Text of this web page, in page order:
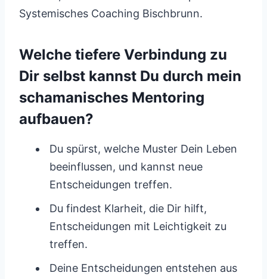
Systemisches Coaching Bischbrunn.
Welche tiefere Verbindung zu
Dir selbst kannst Du durch mein
schamanisches Mentoring
aufbauen?
Du spürst, welche Muster Dein Leben
beeinflussen, und kannst neue
Entscheidungen treffen.
Du findest Klarheit, die Dir hilft,
Entscheidungen mit Leichtigkeit zu
treffen.
Deine Entscheidungen entstehen aus